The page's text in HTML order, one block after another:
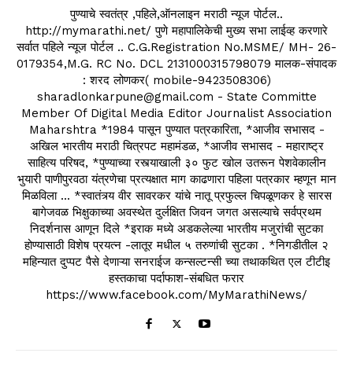
पुण्याचे स्वतंत्र ,पहिले,ऑनलाइन मराठी न्यूज पोर्टल..
http://mymarathi.net/ पुणे महापालिकेची मुख्य सभा लाईव्ह करणारे
सर्वात पहिले न्यूज पोर्टल .. C.G.Registration No.MSME/ MH- 26-
0179354,M.G. RC No. DCL 2131000315798079 मालक-संपादक
: शरद लोणकर( mobile-9423508306)
sharadlonkarpune@gmail.com - State Committe
Member Of Digital Media Editor Journalist Association
Maharshtra *1984 पासून पुण्यात पत्रकारिता, *आजीव सभासद -
अखिल भारतीय मराठी चित्रपट महामंडळ, *आजीव सभासद - महाराष्ट्र
साहित्य परिषद, *पुण्याच्या रस्त्याखाली ३० फुट खोल उतरून पेशवेकालीन
भुयारी पाणीपुरवठा यंत्रणेचा प्रत्यक्षात माग काढणारा पहिला पत्रकार म्हणून मान
मिळविला ... *स्वातंत्र्य वीर सावरकर यांचे नातू प्रफुल्ल चिपळूणकर हे सारस
बागेजवळ भिक्षुकाच्या अवस्थेत दुर्लक्षित जिवन जगत असल्याचे सर्वप्रथम
निदर्शनास आणून दिले *इराक मध्ये अडकलेल्या भारतीय मजुरांची सुटका
होण्यासाठी विशेष प्रयत्न -लातूर मधील ५ तरुणांची सुटका . *निगडीतील २
महिन्यात दुप्पट पैसे देणाऱ्या सनराईज कन्सल्टन्सी च्या तथाकथित एल टीटीइ
हस्तकाचा पर्दाफाश-संबधित फरार
https://www.facebook.com/MyMarathiNews/